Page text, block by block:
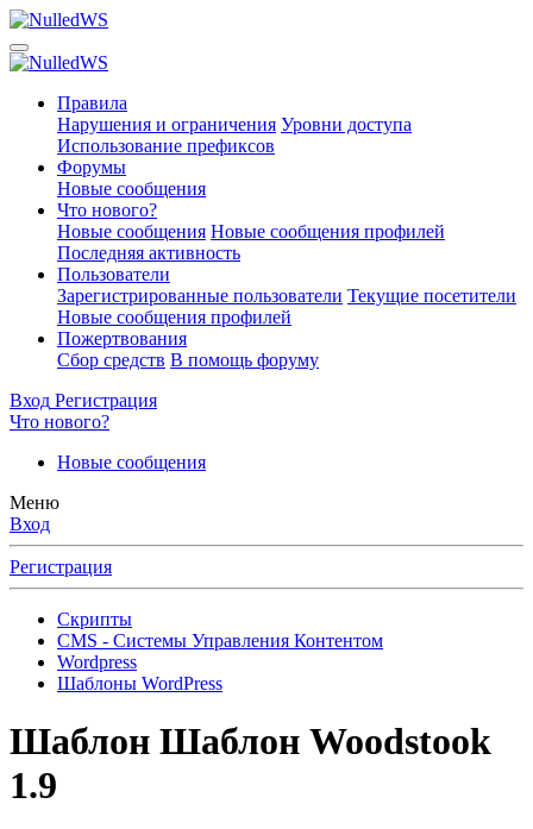
Правила
Нарушения и ограничения Уровни доступа
Использование префиксов
Форумы
Новые сообщения
Что нового?
Новые сообщения Новые сообщения профилей
Последняя активность
Пользователи
Зарегистрированные пользователи Текущие посетители
Новые сообщения профилей
Пожертвования
Сбор средств В помощь форуму
Вход Регистрация
Что нового?
Новые сообщения
Меню
Вход
Регистрация
Скрипты
CMS - Системы Управления Контентом
Wordpress
Шаблоны WordPress
Шаблон Шаблон Woodstook
1.9